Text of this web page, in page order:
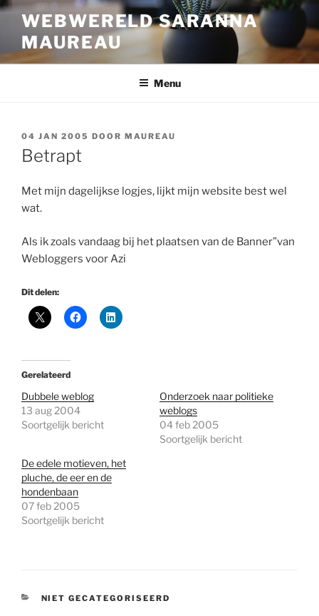
Ga
inhoud
WEBWERELD SARANNA
MAUREAU
Menu
GEPLAATST
OP
04 JAN 2005 DOOR MAUREAU
Betrapt
Met mijn dagelijkse logjes, lijkt mijn website best wel
wat.
Als ik zoals vandaag bij het plaatsen van de Banner”van
Webloggers voor Azi
Dit delen:
Gerelateerd
Dubbele weblog
13 aug 2004
Soortgelijk bericht
Onderzoek naar politieke
weblogs
04 feb 2005
Soortgelijk bericht
De edele motieven, het
pluche, de eer en de
hondenbaan
07 feb 2005
Soortgelijk bericht
CATEGORIEËN
NIET GECATEGORISEERD